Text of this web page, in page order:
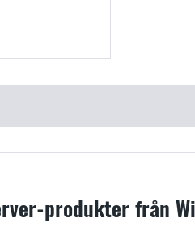
produkter från